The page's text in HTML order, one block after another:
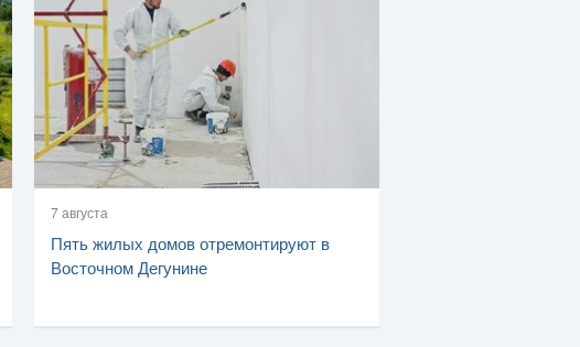
7 августа
Пять жилых домов отремонтируют в
Восточном Дегунине